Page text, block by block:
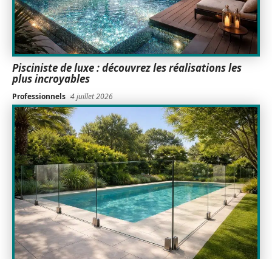
Pisciniste de luxe : découvrez les réalisations les
plus incroyables
Professionnels 4 juillet 2026